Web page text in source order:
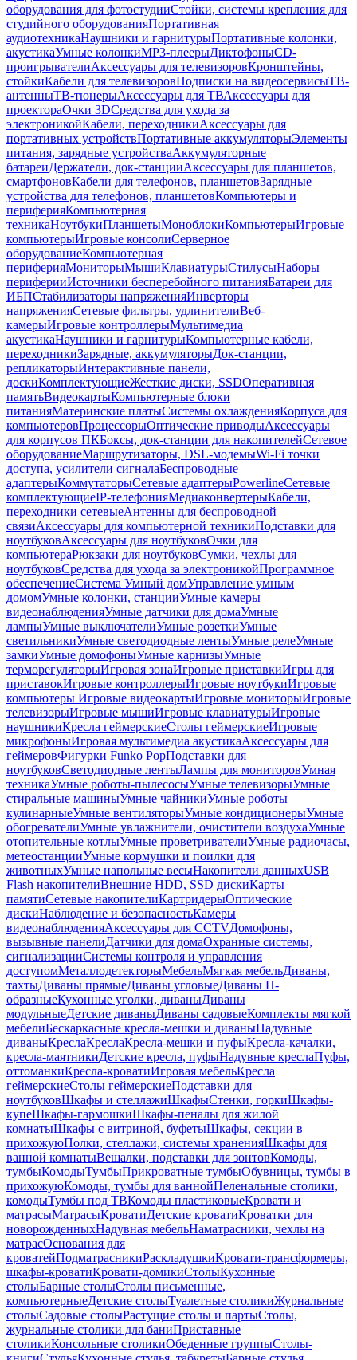
оборудования для фотостудииСтойки, системы крепления для
студийного оборудованияПортативная
аудиотехникаНаушники и гарнитурыПортативные колонки,
акустикаУмные колонкиMP3-плеерыДиктофоныCD-
проигрывателиАксессуары для телевизоровКронштейны,
стойкиКабели для телевизоровПодписки на видеосервисыТВ-
антенныТВ-тюнерыАксессуары для ТВАксессуары для
проектораОчки 3DСредства для ухода за
электроникойКабели, переходникиАксессуары для
портативных устройствПортативные аккумуляторыЭлементы
питания, зарядные устройстваАккумуляторные
батареиДержатели, док-станцииАксессуары для планшетов,
смартфоновКабели для телефонов, планшетовЗарядные
устройства для телефонов, планшетовКомпьютеры и
периферияКомпьютерная
техникаНоутбукиПланшетыМоноблокиКомпьютерыИгровые
компьютерыИгровые консолиСерверное
оборудованиеКомпьютерная
периферияМониторыМышиКлавиатурыСтилусыНаборы
периферииИсточники бесперебойного питанияБатареи для
ИБПСтабилизаторы напряженияИнверторы
напряженияСетевые фильтры, удлинителиВеб-
камерыИгровые контроллерыМультимедиа
акустикаНаушники и гарнитурыКомпьютерные кабели,
переходникиЗарядные, аккумуляторыДок-станции,
репликаторыИнтерактивные панели,
доскиКомплектующиеЖесткие диски, SSDОперативная
памятьВидеокартыКомпьютерные блоки
питанияМатеринские платыСистемы охлажденияКорпуса для
компьютеровПроцессорыОптические приводыАксессуары
для корпусов ПКБоксы, док-станции для накопителейСетевое
оборудованиеМаршрутизаторы, DSL-модемыWi-Fi точки
доступа, усилители сигналаБеспроводные
адаптерыКоммутаторыСетевые адаптерыPowerlineСетевые
комплектующиеIP-телефонияМедиаконвертерыКабели,
переходники сетевыеАнтенны для беспроводной
связиАксессуары для компьютерной техникиПодставки для
ноутбуковАксессуары для ноутбуковОчки для
компьютераРюкзаки для ноутбуковСумки, чехлы для
ноутбуковСредства для ухода за электроникойПрограммное
обеспечениеСистема Умный домУправление умным
домомУмные колонки, станцииУмные камеры
видеонаблюденияУмные датчики для домаУмные
лампыУмные выключателиУмные розеткиУмные
светильникиУмные светодиодные лентыУмные релеУмные
замкиУмные домофоныУмные карнизыУмные
терморегуляторыИгровая зонаИгровые приставкиИгры для
приставокИгровые контроллерыИгровые ноутбукиИгровые
компьютеры Игровые видеокартыИгровые мониторыИгровые
телевизорыИгровые мышиИгровые клавиатурыИгровые
наушникиКресла геймерскиеСтолы геймерскиеИгровые
микрофоныИгровая мультимедиа акустикаАксессуары для
геймеровФигурки Funko PopПодставки для
ноутбуковСветодиодные лентыЛампы для мониторовУмная
техникаУмные роботы-пылесосыУмные телевизорыУмные
стиральные машиныУмные чайникиУмные роботы
кулинарныеУмные вентиляторыУмные кондиционерыУмные
обогревателиУмные увлажнители, очистители воздухаУмные
отопительные котлыУмные проветривателиУмные радиочасы,
метеостанцииУмные кормушки и поилки для
животныхУмные напольные весыНакопители данныхUSB
Flash накопителиВнешние HDD, SSD дискиКарты
памятиСетевые накопителиКартридерыОптические
дискиНаблюдение и безопасностьКамеры
видеонаблюденияАксессуары для CCTVДомофоны,
вызывные панелиДатчики для домаОхранные системы,
сигнализацииСистемы контроля и управления
доступомМеталлодетекторыМебельМягкая мебельДиваны,
тахтыДиваны прямыеДиваны угловыеДиваны П-
образныеКухонные уголки, диваныДиваны
модульныеДетские диваныДиваны садовыеКомплекты мягкой
мебелиБескаркасные кресла-мешки и диваныНадувные
диваныКреслаКреслаКресла-мешки и пуфыКресла-качалки,
кресла-маятникиДетские кресла, пуфыНадувные креслаПуфы,
оттоманкиКресла-кроватиИгровая мебельКресла
геймерскиеСтолы геймерскиеПодставки для
ноутбуковШкафы и стеллажиШкафыСтенки, горкиШкафы-
купеШкафы-гармошкиШкафы-пеналы для жилой
комнатыШкафы с витриной, буфетыШкафы, секции в
прихожуюПолки, стеллажи, системы храненияШкафы для
ванной комнатыВешалки, подставки для зонтовКомоды,
тумбыКомодыТумбыПрикроватные тумбыОбувницы, тумбы в
прихожуюКомоды, тумбы для ваннойПеленальные столики,
комодыТумбы под ТВКомоды пластиковыеКровати и
матрасыМатрасыКроватиДетские кроватиКроватки для
новорожденныхНадувная мебельНаматрасники, чехлы на
матрасОснования для
кроватейПодматрасникиРаскладушкиКровати-трансформеры,
шкафы-кроватиКровати-домикиСтолыКухонные
столыБарные столыСтолы письменные,
компьютерныеДетские столыТуалетные столикиЖурнальные
столыСадовые столыРастущие столы и партыСтолы,
журнальные столики для баниПриставные
столикиКонсольные столикиОбеденные группыСтолы-